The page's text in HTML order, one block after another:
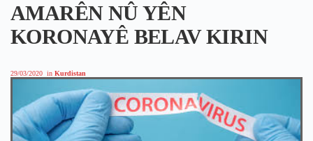
AMARÊN NÛ YÊN
KORONAYÊ BELAV KIRIN
29/03/2020 in Kurdistan